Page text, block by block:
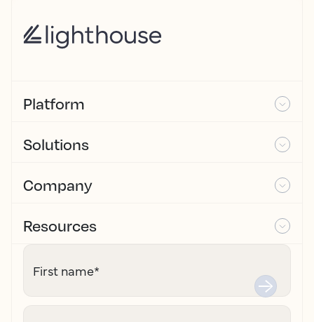
Platform
Solutions
Company
Resources
First name*